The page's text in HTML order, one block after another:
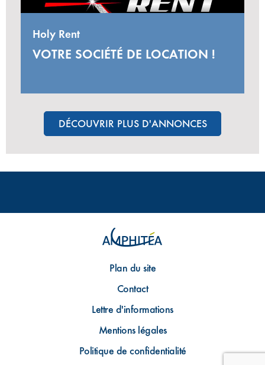
Holy Rent
VOTRE SOCIÉTÉ DE LOCATION !
DÉCOUVRIR PLUS D'ANNONCES
Plan du site
Contact
Lettre d'informations
Mentions légales
Politique de confidentialité